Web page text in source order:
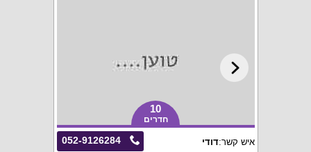
10
חדרים
052-9126284 איש קשר:דודי